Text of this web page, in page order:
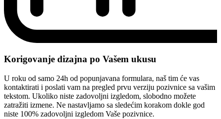
Korigovanje dizajna po Vašem ukusu
U roku od samo 24h od popunjavana formulara, naš tim će vas
kontaktirati i poslati vam na pregled prvu verziju pozivnice sa vašim
tekstom. Ukoliko niste zadovoljni izgledom, slobodno možete
zatražiti izmene. Ne nastavljamo sa sledećim korakom dokle god
niste 100% zadovoljni izgledom Vaše pozivnice.